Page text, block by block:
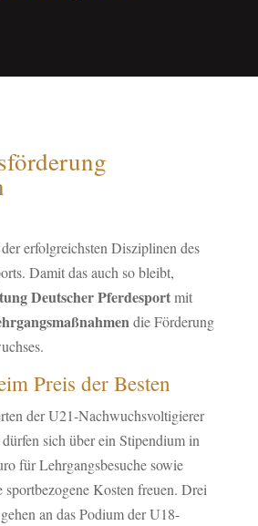
erfolgreichsten Disziplinen des
Damit das auch so bleibt,
Deutscher Pferdesportmit
die Förderung
Preis der Besten
der U21-Nachwuchsvoltigierer
sich über ein Stipendium in
für Lehrgangsbesuche sowie
Kosten freuen. Drei
an das Podium der U18-